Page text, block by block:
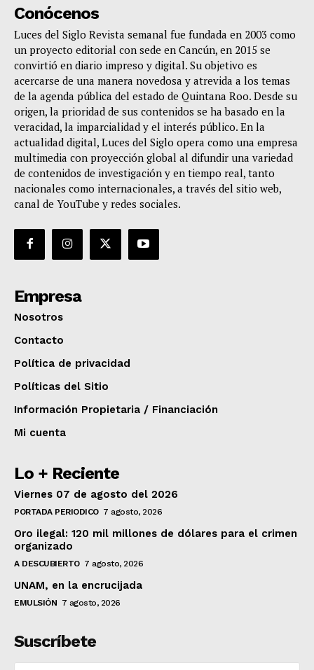
Conócenos
Luces del Siglo Revista semanal fue fundada en 2003 como
un proyecto editorial con sede en Cancún, en 2015 se
convirtió en diario impreso y digital. Su objetivo es
acercarse de una manera novedosa y atrevida a los temas
de la agenda pública del estado de Quintana Roo. Desde su
origen, la prioridad de sus contenidos se ha basado en la
veracidad, la imparcialidad y el interés público. En la
actualidad digital, Luces del Siglo opera como una empresa
multimedia con proyección global al difundir una variedad
de contenidos de investigación y en tiempo real, tanto
nacionales como internacionales, a través del sitio web,
canal de YouTube y redes sociales.
Empresa
Nosotros
Contacto
Política de privacidad
Políticas del Sitio
Información Propietaria / Financiación
Mi cuenta
Lo + Reciente
Viernes 07 de agosto del 2026
PORTADA PERIODICO 7 agosto, 2026
Oro ilegal: 120 mil millones de dólares para el crimen
organizado
A DESCUBIERTO 7 agosto, 2026
UNAM, en la encrucijada
EMULSIÓN 7 agosto, 2026
Suscríbete